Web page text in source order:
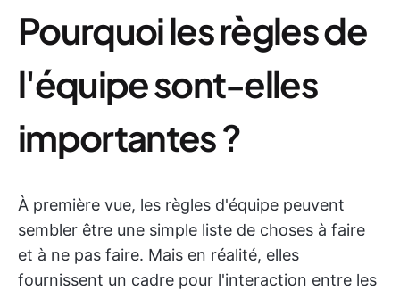
Pourquoi les règles de
l'équipe sont-elles
importantes ?
À première vue, les règles d'équipe peuvent
sembler être une simple liste de choses à faire
et à ne pas faire. Mais en réalité, elles
fournissent un cadre pour l'interaction entre les